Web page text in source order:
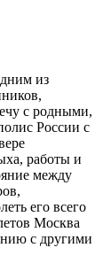
из
с родными,
России с
работы и
между
его всего
Москва
с другими